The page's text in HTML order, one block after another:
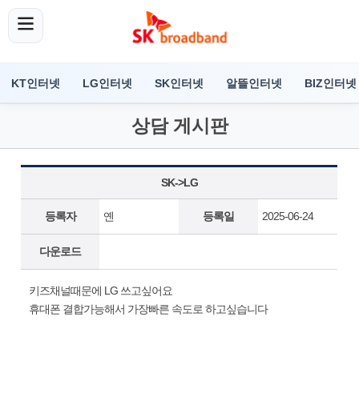
KT인터넷 LG인터넷 SK인터넷 알뜰인터넷 BIZ인터넷
상담 게시판
SK->LG
등록자 옌 등록일 2025-06-24
다운로드
키즈채널때문에 LG 쓰고싶어요
휴대폰 결합가능해서 가장빠른 속도로 하고싶습니다